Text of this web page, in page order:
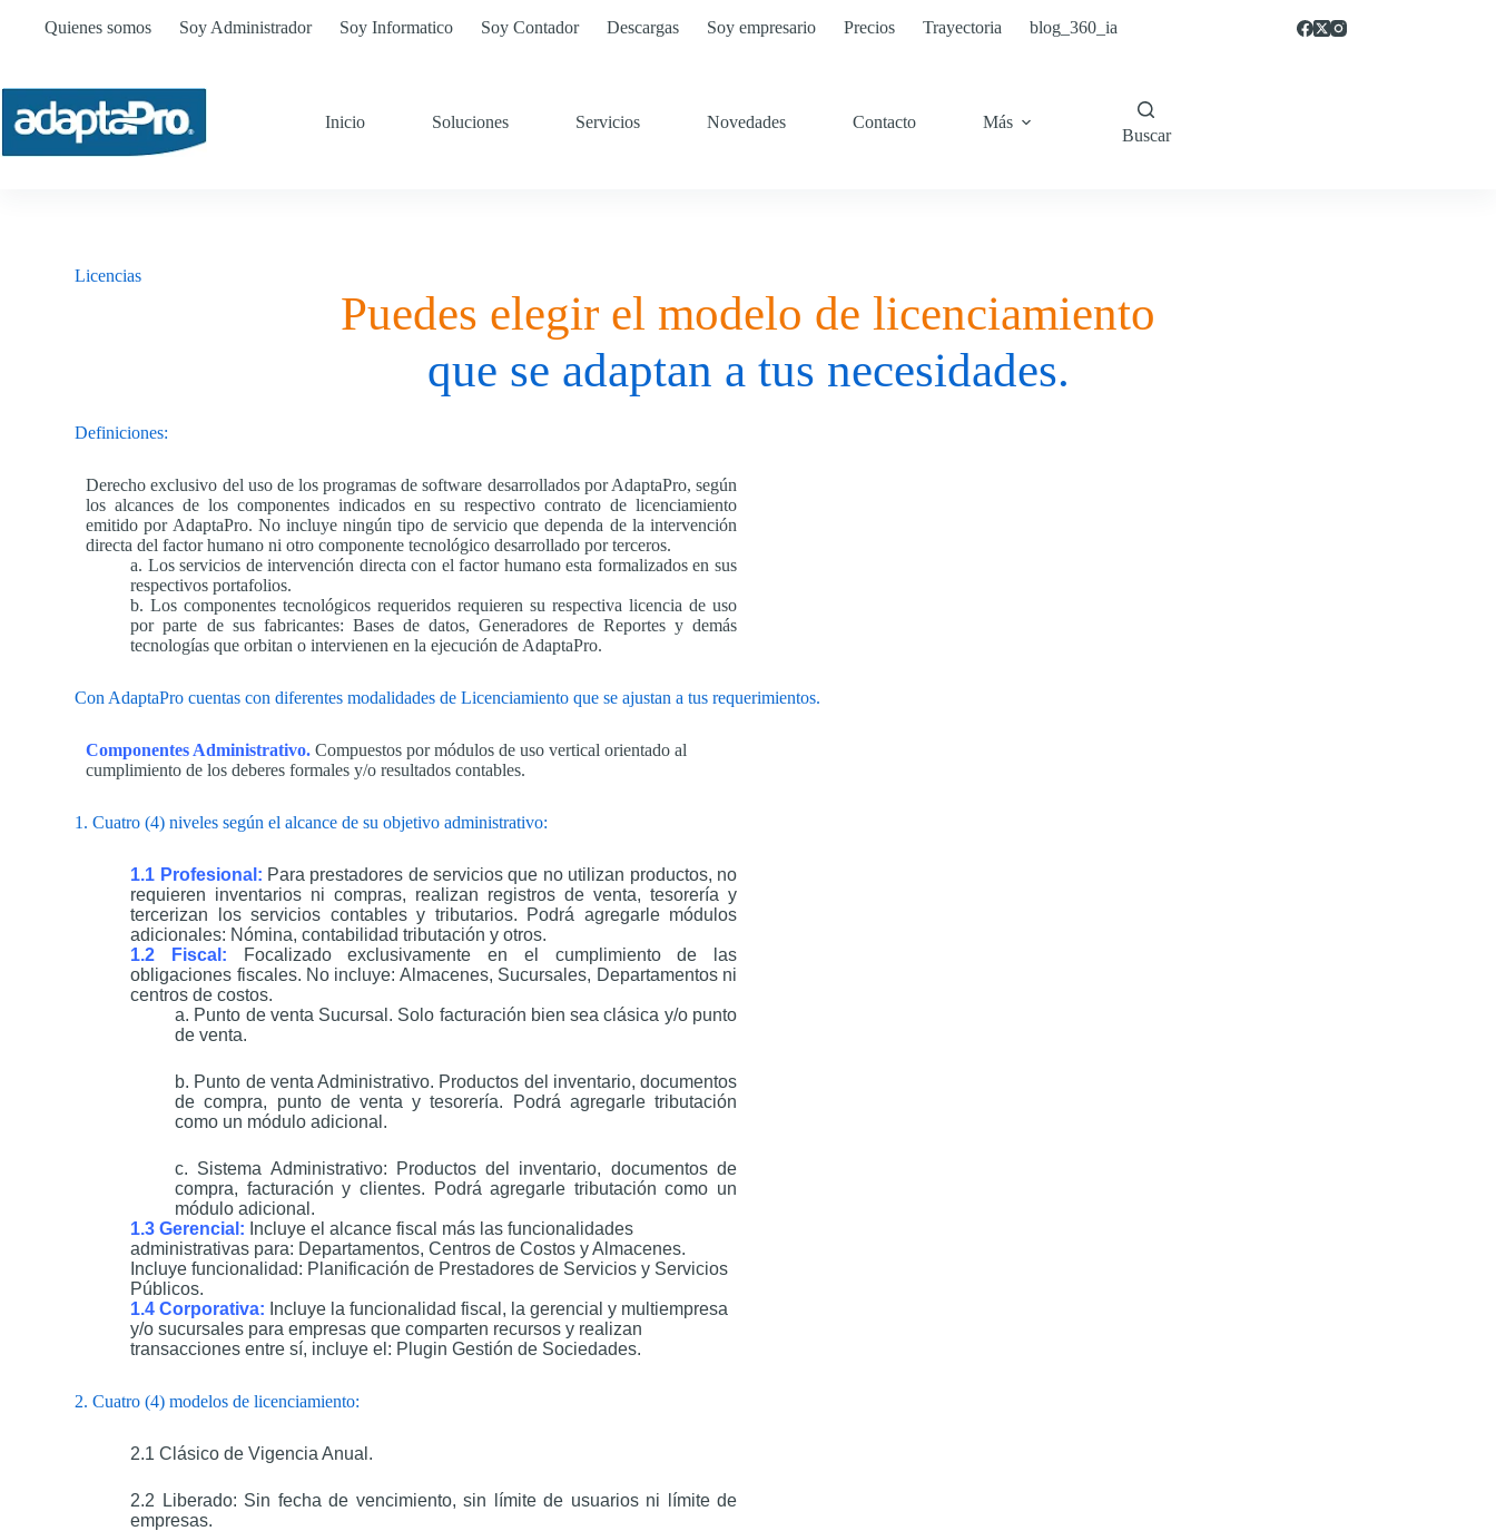
Quienes somos Soy Administrador Soy Informatico Soy Contador Descargas Soy empresario Precios Trayectoria blog_360_ia
Inicio Soluciones Servicios Novedades Contacto Más
Buscar
Licencias
Puedes elegir el modelo de licenciamiento
que se adaptan a tus necesidades.
Definiciones:
Derecho exclusivo del uso de los programas de software desarrollados por AdaptaPro, según
los alcances de los componentes indicados en su respectivo contrato de licenciamiento
emitido por AdaptaPro. No incluye ningún tipo de servicio que dependa de la intervención
directa del factor humano ni otro componente tecnológico desarrollado por terceros.
a. Los servicios de intervención directa con el factor humano esta formalizados en sus
respectivos portafolios.
b. Los componentes tecnológicos requeridos requieren su respectiva licencia de uso
por parte de sus fabricantes: Bases de datos, Generadores de Reportes y demás
tecnologías que orbitan o intervienen en la ejecución de AdaptaPro.
Con AdaptaPro cuentas con diferentes modalidades de Licenciamiento que se ajustan a tus requerimientos.
Componentes Administrativo. Compuestos por módulos de uso vertical orientado al
cumplimiento de los deberes formales y/o resultados contables.
1. Cuatro (4) niveles según el alcance de su objetivo administrativo:
1.1 Profesional: Para prestadores de servicios que no utilizan productos, no
requieren inventarios ni compras, realizan registros de venta, tesorería y
tercerizan los servicios contables y tributarios. Podrá agregarle módulos
adicionales: Nómina, contabilidad tributación y otros.
1.2 Fiscal: Focalizado exclusivamente en el cumplimiento de las
obligaciones fiscales. No incluye: Almacenes, Sucursales, Departamentos ni
centros de costos.
a. Punto de venta Sucursal. Solo facturación bien sea clásica y/o punto
de venta.
b. Punto de venta Administrativo. Productos del inventario, documentos
de compra, punto de venta y tesorería. Podrá agregarle tributación
como un módulo adicional.
c. Sistema Administrativo: Productos del inventario, documentos de
compra, facturación y clientes. Podrá agregarle tributación como un
módulo adicional.
1.3 Gerencial: Incluye el alcance fiscal más las funcionalidades
administrativas para: Departamentos, Centros de Costos y Almacenes.
Incluye funcionalidad: Planificación de Prestadores de Servicios y Servicios
Públicos.
1.4 Corporativa: Incluye la funcionalidad fiscal, la gerencial y multiempresa
y/o sucursales para empresas que comparten recursos y realizan
transacciones entre sí, incluye el: Plugin Gestión de Sociedades.
2. Cuatro (4) modelos de licenciamiento:
2.1 Clásico de Vigencia Anual.
2.2 Liberado: Sin fecha de vencimiento, sin límite de usuarios ni límite de
empresas.